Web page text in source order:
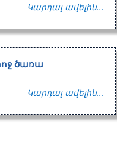
Կարդալ ավելին...
ծառա
Կարդալ ավելին...